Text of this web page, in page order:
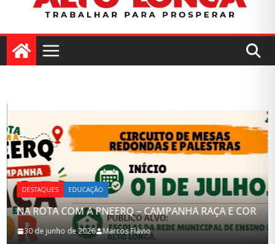
COR
DESTAQUES EDUCAÇÃO
Curso de Defesa Pessoal voltado para Mulheres
7 de abril de 2026 Marcos Flávio